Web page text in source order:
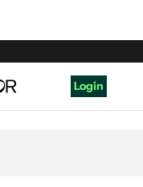
Login